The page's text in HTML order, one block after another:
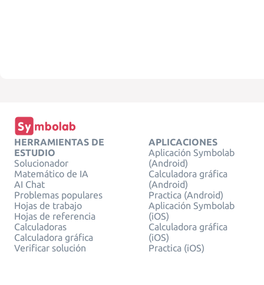
HERRAMIENTAS DE
ESTUDIO
Solucionador
Matemático de IA
AI Chat
Problemas populares
Hojas de trabajo
Hojas de referencia
Calculadoras
Calculadora gráfica
Verificar solución
APLICACIONES
Aplicación Symbolab
(Android)
Calculadora gráfica
(Android)
Practica (Android)
Aplicación Symbolab
(iOS)
Calculadora gráfica
(iOS)
Practica (iOS)